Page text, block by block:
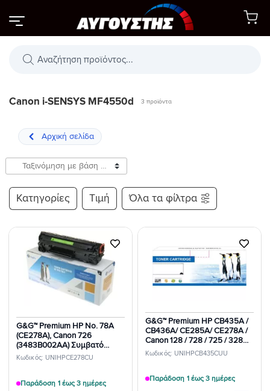
στο
περιεχόμενο
Αναζήτηση
Canon i-SENSYS MF4550d 3 προϊόντα
Κατηγορίες Τιμή Όλα τα φίλτρα
Προσθήκη
στη Λίστα
Επιθυμιών
Κωδικός: UNIHPCE278CU
G&G™ Premium HP No. 78A
(CE278A), Canon 726
(3483B002AA) Συμβατό
Toner Black 2.100 Σελίδες
Παράδοση 1 έως 3 ημέρες
Προσθήκη
στη Λίστα
Επιθυμιών
Κωδικός: UNIHPCB435CUU
G&G™ Premium HP CB435A /
CB436A/ CE285A/ CE278A /
Canon 128 / 728 / 725 / 328
Toner Black Συμβατό 2.000
Σελίδες
Παράδοση 1 έως 3 ημέρες